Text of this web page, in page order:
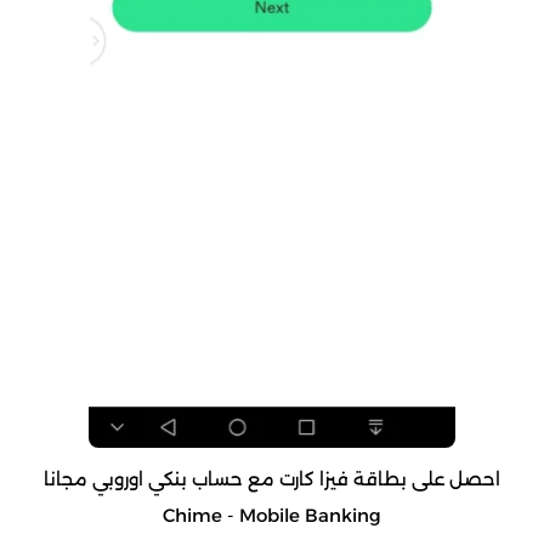
احصل على بطاقة فيزا كارت مع حساب بنكي اوروبي مجانا
Chime - Mobile Banking